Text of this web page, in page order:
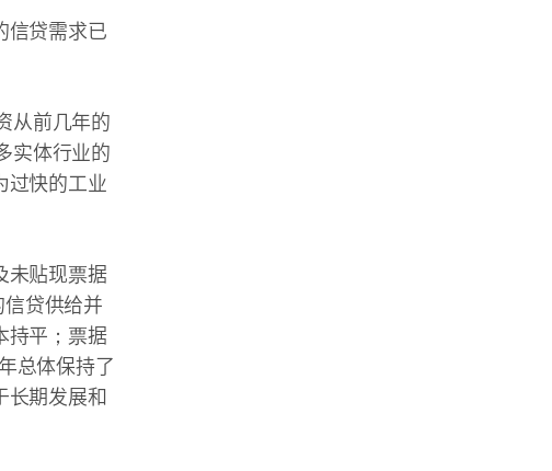
信贷需求已
从前几年的
实体行业的
过快的工业
未贴现票据
贷供给并
持平；票据
总体保持了
长期发展和